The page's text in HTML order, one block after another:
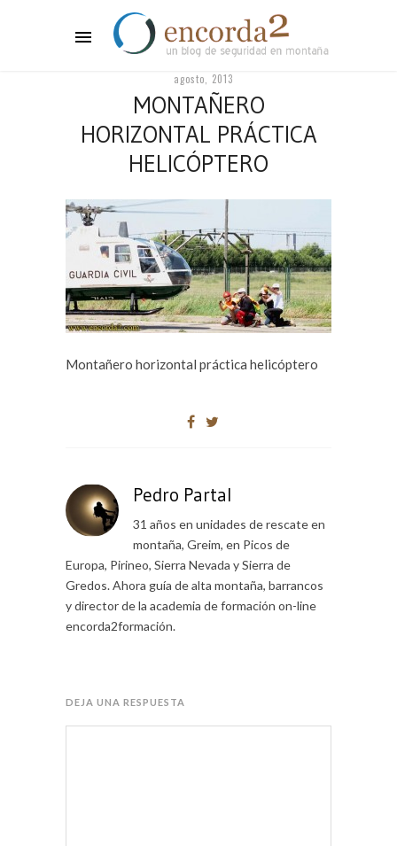
agosto, 2013
MONTAÑERO
HORIZONTAL PRÁCTICA
HELICÓPTERO
Montañero horizontal práctica helicóptero
Pedro Partal
31 años en unidades de rescate en
montaña, Greim, en Picos de
Europa, Pirineo, Sierra Nevada y Sierra de
Gredos. Ahora guía de alta montaña, barrancos
y director de la academia de formación on-line
encorda2formación.
DEJA UNA RESPUESTA